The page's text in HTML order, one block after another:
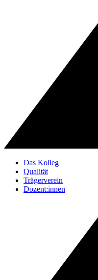
Das Kolleg
Qualität
Trägerverein
Dozent:innen